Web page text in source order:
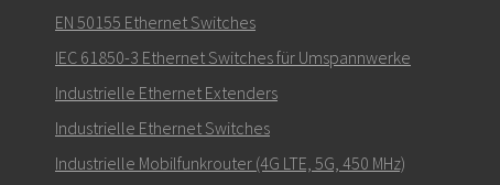
EN 50155 Ethernet Switches
IEC 61850-3 Ethernet Switches für Umspannwerke
Industrielle Ethernet Extenders
Industrielle Ethernet Switches
Industrielle Mobilfunkrouter (4G LTE, 5G, 450 MHz)